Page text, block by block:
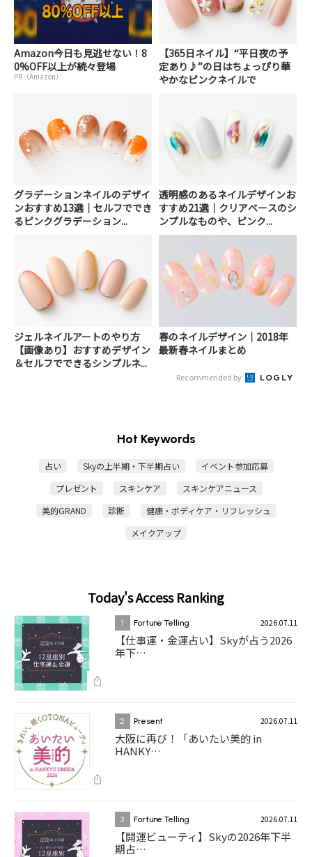
Amazon今日も見逃せない！8
0%OFF以上が続々登場
PR（Amazon）
【365日ネイル】“平日夜の予
定あり♪”の日はちょっぴり華
やかなピンクネイルで
グラデーションネイルのデザイ
ンおすすめ13選｜セルフででき
るピンクグラデーション...
透明感のあるネイルデザインお
すすめ21選｜クリアベースのシ
ンプルなものや、ピンク...
ジェルネイルアートのやり方
【画像あり】おすすめデザイン
＆セルフでできるシンプルネ...
春のネイルデザイン｜2018年
最新春ネイルまとめ
Recommended by
Hot Keywords
占い Skyの上半期・下半期占い
イベント参加応募
プレゼント
スキンケア
スキンケアニュース
美的GRAND
診断
健康・ボディケア・リフレッシュ
メイクアップ
Today's Access Ranking
1 Fortune Telling 2026.07.11
【仕事運・金運占い】Skyが占う2026
年下…
2 Present 2026.07.11
大阪に再び！「あいたい美的 in
HANKY…
3 Fortune Telling 2026.07.11
【開運ビューティ】Skyの2026年下半
期占…